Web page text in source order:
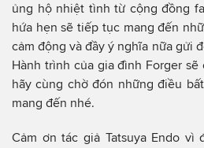
ủng hộ nhiệt tình từ cộng đồng
hứa hẹn sẽ tiếp tục mang đến
cảm động và đầy ý nghĩa nữa gửi
Hành trình của gia đình Forger
hãy cùng chờ đón những điều
mang đến nhé.
Cảm ơn tác giả Tatsuya Endo vì